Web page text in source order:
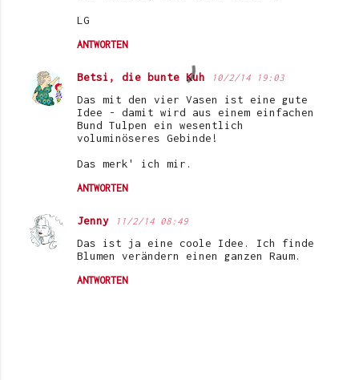
LG
ANTWORTEN
Betsi, die bunte Kuh 10/2/14 19:03
Das mit den vier Vasen ist eine gute
Idee - damit wird aus einem einfachen
Bund Tulpen ein wesentlich
voluminöseres Gebinde!
Das merk' ich mir.
ANTWORTEN
Jenny 11/2/14 08:49
Das ist ja eine coole Idee. Ich finde
Blumen verändern einen ganzen Raum.
ANTWORTEN